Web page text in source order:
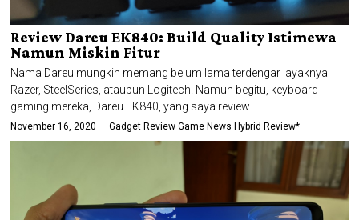
Review Dareu EK840: Build Quality Istimewa
Namun Miskin Fitur
Nama Dareu mungkin memang belum lama terdengar layaknya
Razer, SteelSeries, ataupun Logitech. Namun begitu, keyboard
gaming mereka, Dareu EK840, yang saya review
November 16, 2020 Gadget Review·Game News·Hybrid ·Review*